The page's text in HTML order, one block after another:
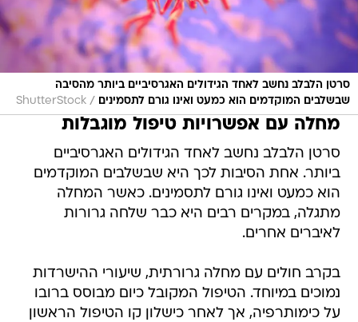
סרטן הלבלב נחשב לאחד הגידולים האגרסיביים ביותר מהסיבה
שבשלבים המוקדמים הוא כמעט ואינו גורם לתסמינים
/
ShutterStock
מחלה עם אפשרויות טיפול מוגבלות
סרטן הלבלב נחשב לאחד הגידולים האגרסיביים
ביותר. אחת הסיבות לכך היא שבשלבים המוקדמים
הוא כמעט ואינו גורם לתסמינים. כאשר המחלה
מתגלה, במקרים רבים היא כבר שלחה גרורות
לאיברים אחרים.
בקרב חולים עם מחלה גרורתית, שיעורי ההישרדות
נמוכים במיוחד. הטיפול המקובל כיום מבוסס ברובו
על כימותרפיה, אך לאחר כישלון קו הטיפול הראשון